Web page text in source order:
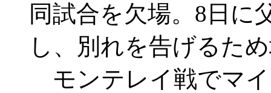
同試合を欠場。8日に
し、別れを告げるた
モンテレイ戦でマ